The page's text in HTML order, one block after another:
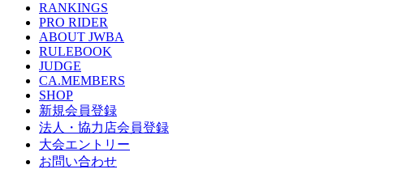
RANKINGS
PRO RIDER
ABOUT JWBA
RULEBOOK
JUDGE
CA.MEMBERS
SHOP
新規会員登録
法人・協力店会員登録
大会エントリー
お問い合わせ